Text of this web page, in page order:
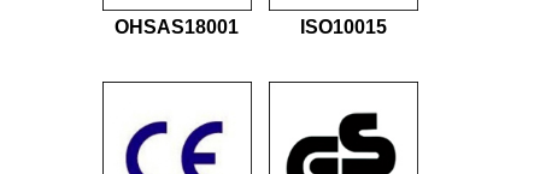
OHSAS18001 ISO10015